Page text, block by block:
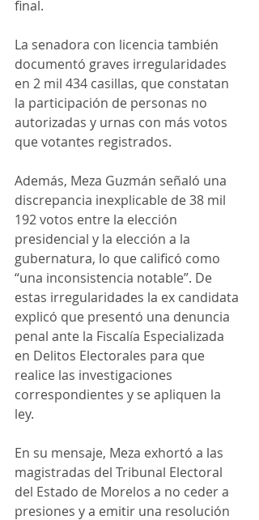
final.
La senadora con licencia también
documentó graves irregularidades
en 2 mil 434 casillas, que constatan
la participación de personas no
autorizadas y urnas con más votos
que votantes registrados.
Además, Meza Guzmán señaló una
discrepancia inexplicable de 38 mil
192 votos entre la elección
presidencial y la elección a la
gubernatura, lo que calificó como
“una inconsistencia notable”. De
estas irregularidades la ex candidata
explicó que presentó una denuncia
penal ante la Fiscalía Especializada
en Delitos Electorales para que
realice las investigaciones
correspondientes y se apliquen la
ley.
En su mensaje, Meza exhortó a las
magistradas del Tribunal Electoral
del Estado de Morelos a no ceder a
presiones y a emitir una resolución